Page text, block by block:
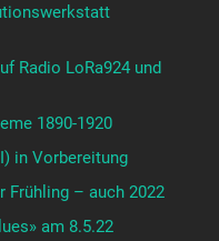
Radio LoRa924 und
1890-1920
in Vorbereitung
Frühling – auch 2022
am 8.5.22